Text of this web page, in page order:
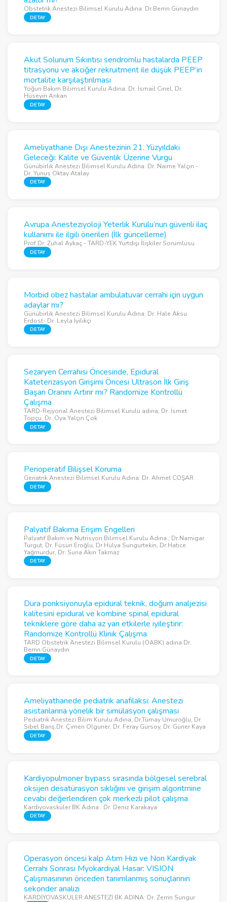
Obstetrik Anestezi Bilimsel Kurulu Adına: Dr.Berrin Günaydın
DETAY
Akut Solunum Sıkıntısı sendromlu hastalarda PEEP
titrasyonu ve akciğer rekruitment ile düşük PEEP’in
mortalite karşılaştırılması
Yoğun Bakım Bilimsel Kurulu Adına: Dr. İsmail Cinel, Dr.
Hüseyin Arıkan
DETAY
Ameliyathane Dışı Anestezinin 21. Yüzyıldaki
Geleceği: Kalite ve Güvenlik Üzerine Vurgu
Günübirlik Anestezi Bilimsel Kurulu Adına: Dr. Naime Yalçın -
Dr. Yunus Oktay Atalay
DETAY
Avrupa Anesteziyoloji Yeterlik Kurulu’nun güvenli ilaç
kullanımı ile ilgili önerileri (İlk güncelleme)
Prof.Dr. Zuhal Aykaç - TARD-YEK Yurtdışı İlişkiler Sorumlusu
DETAY
Morbid obez hastalar ambulatuvar cerrahi için uygun
adaylar mı?
Günübirlik Anestezi Bilimsel Kurulu Adına: Dr. Hale Aksu
Erdost- Dr. Leyla İyilikçi
DETAY
Sezaryen Cerrahisi Öncesinde, Epidural
Kateterizasyon Girişimi Öncesi Ultrason İlk Giriş
Başarı Oranını Artırır mı? Randomize Kontrollü
Çalışma
TARD-Rejyonal Anestezi Bilimsel Kurulu adına; Dr. İsmet
Topçu, Dr. Oya Yalçın Çok
DETAY
Perioperatif Bilişsel Koruma
Geriatrik Anestezi Bilimsel Kurulu Adına: Dr. Ahmet COŞAR
DETAY
Palyatif Bakıma Erişim Engelleri
Palyatif Bakım ve Nutrisyon Bilimsel Kurulu Adına ; Dr.Namigar
Turgut, Dr. Füsun Eroğlu, Dr.Hülya Sungurtekin, Dr.Hatice
Yağmurdur, Dr. Suna Akın Takmaz
DETAY
Dura ponksiyonuyla epidural teknik, doğum analjezisi
kalitesini epidural ve kombine spinal epidural
tekniklere göre daha az yan etkilerle iyileştirir:
Randomize Kontrollü Klinik Çalışma
TARD Obstetrik Anestezi Bilimsel Kurulu (OABK) adına Dr.
Berrin Günaydın
DETAY
Ameliyathanede pediatrik anafilaksi: Anestezi
asistanlarına yönelik bir simülasyon çalışması
Pediatrik Anestezi Bilim Kurulu Adına; Dr.Tümay Umuroğlu, Dr.
Sibel Barış,Dr. Çimen Olguner, Dr. Feray Gürsoy, Dr. Güner Kaya
DETAY
Kardiyopulmoner bypass sırasında bölgesel serebral
oksijen desatürasyon sıklığını ve girişim algoritmine
cevabı değerlendiren çok merkezli pilot çalışma
Kardiyovasküler BK Adına : Dr. Deniz Karakaya
DETAY
Operasyon öncesi kalp Atım Hızı ve Non Kardiyak
Cerrahi Sonrası Myokardiyal Hasar: VISION
Çalışmasınının önceden tanımlanmış sonuçlarının
sekonder analizi
KARDİYOVASKÜLER ANESTEZİ BK ADINA: Dr. Zerrin Sungur